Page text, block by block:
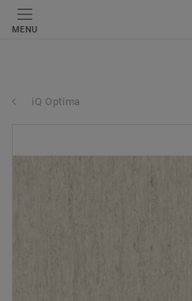
MENU
iQ Optima